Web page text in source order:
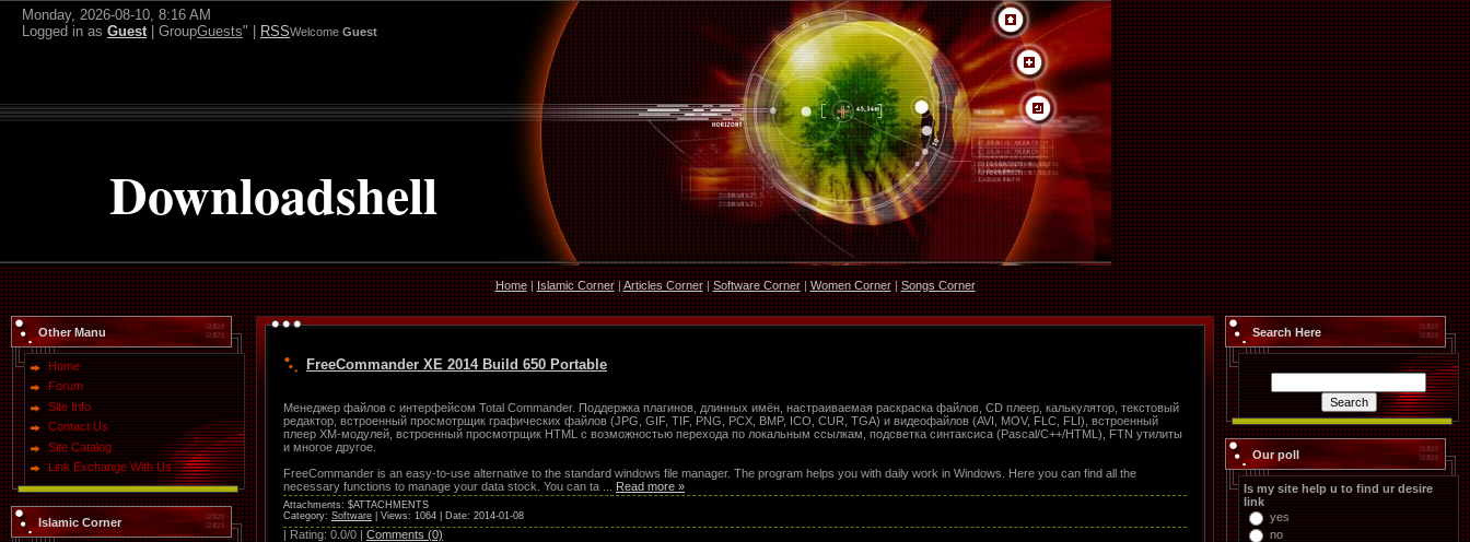
Monday, 2026-08-10, 8:16 AM
Logged in as Guest| GroupGuests" | RSSWelcome Guest
Downloadshell
Home|Islamic Corner|Articles Corner|Software Corner|Women Corner|Songs Corner
Other Manu
Home
Forum
Site Info
Contact Us
Site Catalog
Link Exchange With Us
Islamic Corner
FreeCommander XE 2014 Build 650 Portable
Менеджер файлов с интерфейсом Total Commander. Поддержка плагинов, длинных имён, настраиваемая раскраска файлов, CD плеер, калькулятор, текстовый
редактор, встроенный просмотрщик графических файлов (JPG, GIF, TIF, PNG, PCX, BMP, ICO, CUR, TGA) и видеофайлов (AVI, MOV, FLC, FLI), встроенный
плеер XM-модулей, встроенный просмотрщик HTML c возможностью перехода по локальным ссылкам, подсветка синтаксиса (Pascal/C++/HTML), FTN утилиты
и многое другое.
FreeCommander is an easy-to-use alternative to the standard windows file manager. The program helps you with daily work in Windows. Here you can find all the
necessary functions to manage your data stock. You can ta
Read more »
Attachments: $ATTACHMENTS
Category: Software | Views: 1064 | Date: 2014-01-08
| Rating: 0.0/0 | Comments (0)
Search Here
Our poll
Is my site help u to find ur desire
link
yes
no